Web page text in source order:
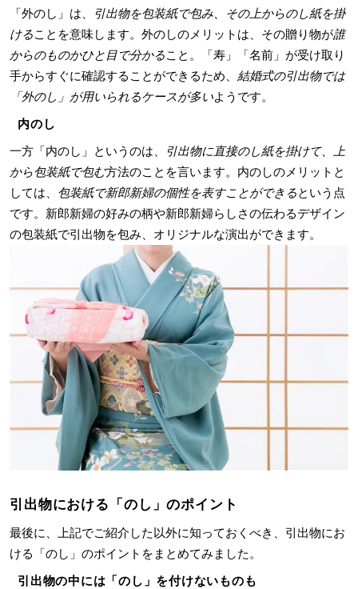
「外のし」は、
引出物を包装紙で包み、その上からのし紙を掛
けることを意味します。外のしのメリットは、その贈り物が誰
からのものかひと目で分かること。「寿」「名前」が受け取り
手からすぐに確認することができるため、 結婚式の引出物では
「外のし」が用いられるケースが多いようです。
内のし
一方「内のし」というのは、
引出物に直接のし紙を掛けて、上
から包装紙で包む方法のことを言います。内のしのメリットと
しては、 包装紙で新郎新婦の個性を表すことができるという点
です。新郎新婦の好みの柄や新郎新婦らしさの伝わるデザイン
の包装紙で引出物を包み、オリジナルな演出ができます。
引出物における「のし」のポイント
最後に、上記でご紹介した以外に知っておくべき、引出物にお
ける「のし」のポイントをまとめてみました。
引出物の中には「のし」を付けないものも